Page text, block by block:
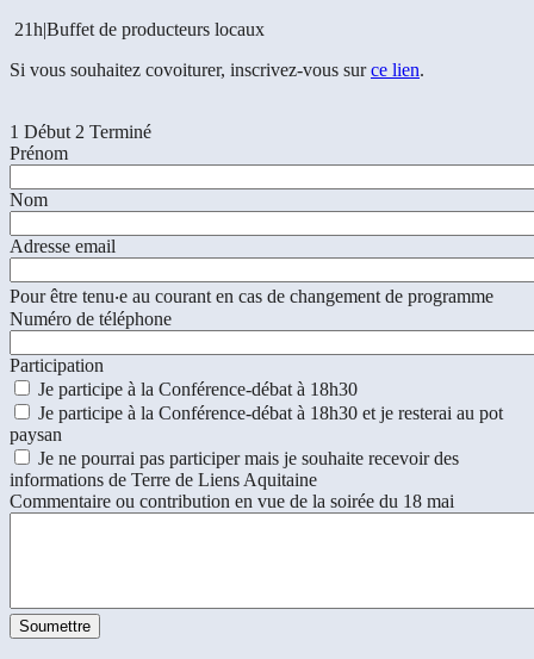
21h|Buffet de producteurs locaux
Si vous souhaitez covoiturer, inscrivez-vous surce lien.
1 Début 2 Terminé
Prénom
Nom
Adresse email
Pour être tenu‧e au courant en cas de changement de programme
Numéro de téléphone
Participation
Je participe à la Conférence-débat à 18h30
Je participe à la Conférence-débat à 18h30 et je resterai au pot
paysan
Je ne pourrai pas participer mais je souhaite recevoir des
informations de Terre de Liens Aquitaine
Commentaire ou contribution en vue de la soirée du 18 mai